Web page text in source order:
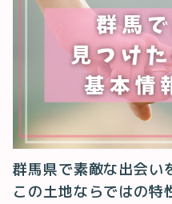
群馬県で素敵な出会い
この土地ならではの特